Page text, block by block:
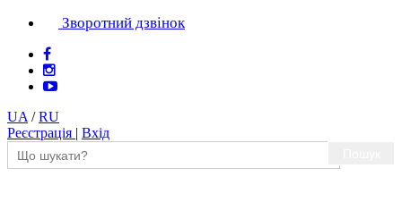
Зворотний дзвінок
UA /RU
Реєстрація | Вхід